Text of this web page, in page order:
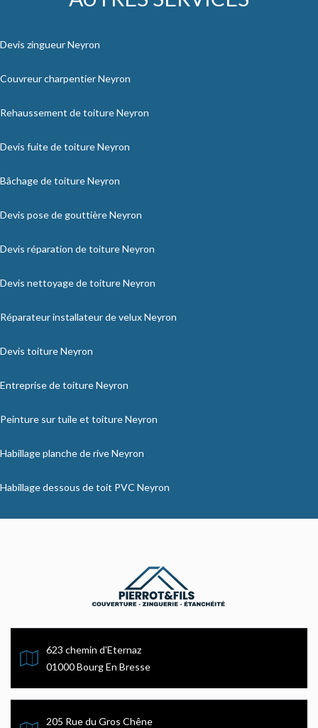
Devis zingueur Neyron
Couvreur charpentier Neyron
Rehaussement de toiture Neyron
Devis fuite de toiture Neyron
Bâchage de toiture Neyron
Devis pose de gouttière Neyron
Devis réparation de toiture Neyron
Devis nettoyage de toiture Neyron
Réparateur installateur de velux Neyron
Devis toiture Neyron
Entreprise de toiture Neyron
Peinture sur tuile et toiture Neyron
Habillage planche de rive Neyron
Habillage dessous de toit PVC Neyron
623 chemin d'Eternaz
01000 Bourg En Bresse
205 Rue du Gros Chêne